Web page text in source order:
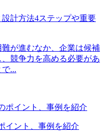
計方法4ステップや重要
が進むなか、企業は候補
競争力を高める必要があ
...
イント、事例を紹介